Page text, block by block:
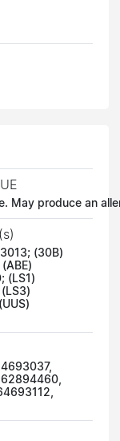
May produce an
(30B)
(LS1)